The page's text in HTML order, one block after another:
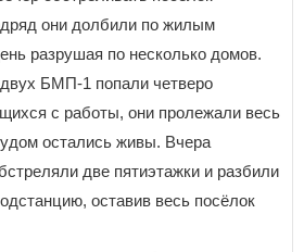
они долбили по жилым
разрушая по несколько домов.
БМП-1 попали четверо
с работы, они пролежали весь
остались живы. Вчера
две пятиэтажки и разбили
оставив весь посёлок